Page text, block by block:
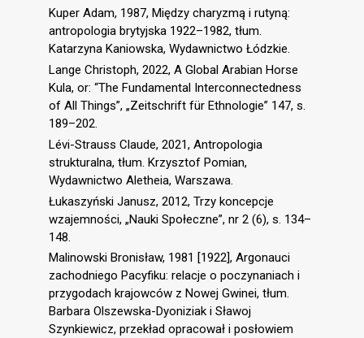
Kuper Adam, 1987, Między charyzmą i rutyną:
antropologia brytyjska 1922–1982, tłum.
Katarzyna Kaniowska, Wydawnictwo Łódzkie.
Lange Christoph, 2022, A Global Arabian Horse
Kula, or: “The Fundamental Interconnectedness
of All Things”, „Zeitschrift für Ethnologie” 147, s.
189–202.
Lévi-Strauss Claude, 2021, Antropologia
strukturalna, tłum. Krzysztof Pomian,
Wydawnictwo Aletheia, Warszawa.
Łukaszyński Janusz, 2012, Trzy koncepcje
wzajemności, „Nauki Społeczne”, nr 2 (6), s. 134–
148.
Malinowski Bronisław, 1981 [1922], Argonauci
zachodniego Pacyfiku: relacje o poczynaniach i
przygodach krajowców z Nowej Gwinei, tłum.
Barbara Olszewska-Dyoniziak i Sławoj
Szynkiewicz, przekład opracował i posłowiem